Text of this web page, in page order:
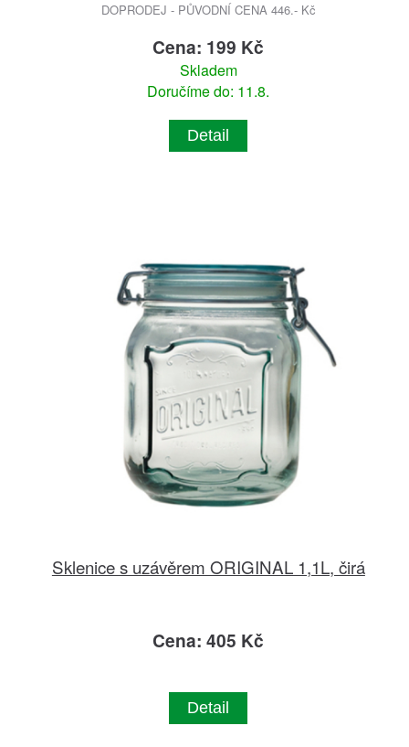
DOPRODEJ - PŮVODNÍ CENA 446.- Kč
Cena: 199 Kč
Skladem
Doručíme do: 11.8.
Detail
Sklenice s uzávěrem ORIGINAL 1,1L, čirá
Cena: 405 Kč
Detail